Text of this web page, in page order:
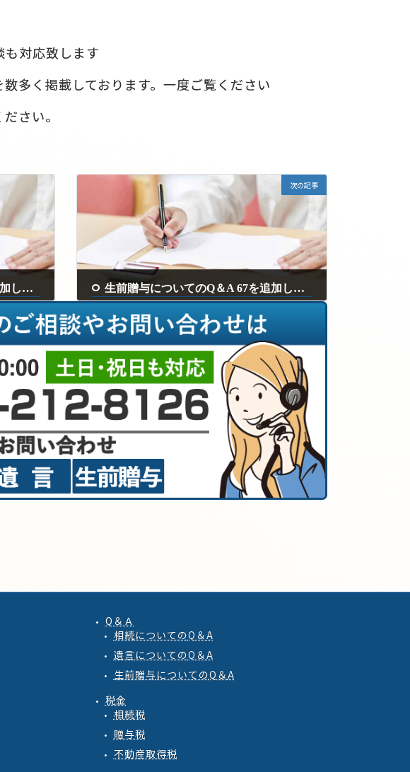
対応致します
多く掲載しております。一度ご覧ください
さい。
た。
次の記事
生前贈与についてのQ＆A 67を追加しました。
2025年4月21日
Q＆Ａ
相続についてのQ ＆A
遺言についてのQ ＆A
生前贈与についてのQ ＆A
税金
相続税
贈与税
不動産取得税